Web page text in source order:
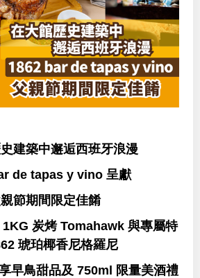
建築中邂逅西班牙浪漫
de tapas y vino 呈獻
節期間限定佳餚
炭烤 Tomahawk 與專屬特
琥珀椰香尼格羅尼
早鳥甜品及 750ml 限量美酒禮